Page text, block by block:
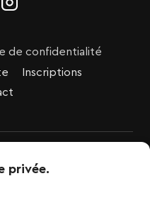
privée.
de confidentialité
Inscriptions